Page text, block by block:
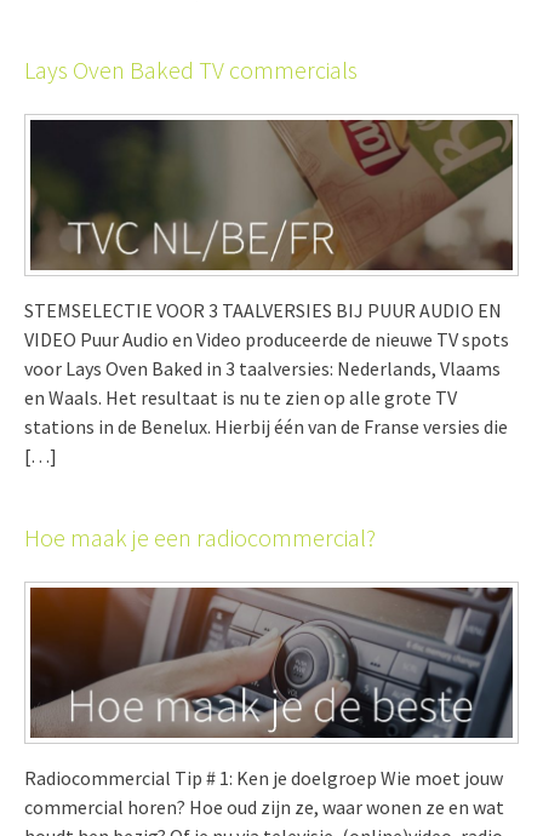
Lays Oven Baked TV commercials
STEMSELECTIE VOOR 3 TAALVERSIES BIJ PUUR AUDIO EN
VIDEO Puur Audio en Video produceerde de nieuwe TV spots
voor Lays Oven Baked in 3 taalversies: Nederlands, Vlaams
en Waals. Het resultaat is nu te zien op alle grote TV
stations in de Benelux. Hierbij één van de Franse versies die
[…]
Hoe maak je een radiocommercial?
Radiocommercial Tip # 1: Ken je doelgroep Wie moet jouw
commercial horen? Hoe oud zijn ze, waar wonen ze en wat